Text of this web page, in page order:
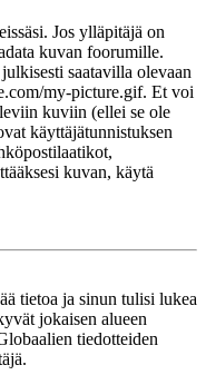
Jos ylläpitäjä on
kuvan foorumille.
saatavilla olevaan
my-picture.gif. Et voi
kuviin (ellei se ole
käyttäjätunnistuksen
kuvan, käytä
tietoa ja sinun tulisi lukea
jokaisen alueen
tiedotteiden